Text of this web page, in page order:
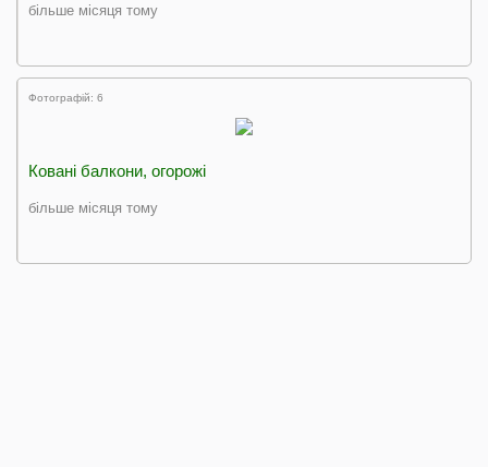
більше місяця тому
Фотографій: 6
Ковані балкони, огорожі
більше місяця тому